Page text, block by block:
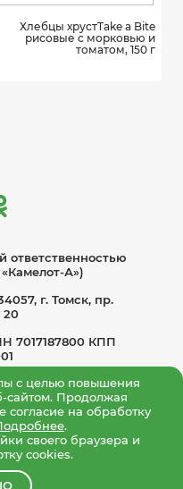
Хлебцы хрустTake a Bite
рисовые с морковью и
томатом, 150 г
ответственностью
А»)
г. Томск, пр.
20
7017187800 КПП
персональных
данных
с целью повышения
сайтом. Продолжая
согласие на обработку
.
своего браузера и
cookies.